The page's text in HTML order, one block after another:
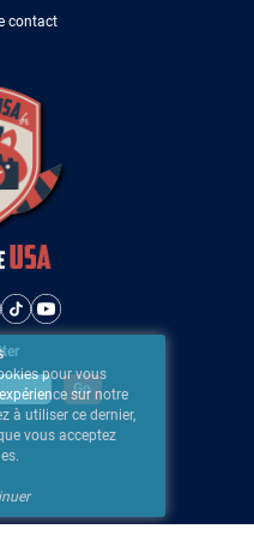
contact
pour vous
sur notre
à utiliser ce dernier,
vous acceptez